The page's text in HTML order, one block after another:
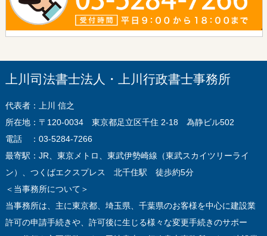
上川司法書士法人・上川行政書士事務所
代表者：上川 信之
所在地：〒120-0034 東京都足立区千住 2-18 為静ビル502
電話 ：03-5284-7266
最寄駅：JR、東京メトロ、東武伊勢崎線（東武スカイツリーライ
ン）、つくばエクスプレス 北千住駅 徒歩約5分
＜当事務所について＞
当事務所は、主に東京都、埼玉県、千葉県のお客様を中心に建設業
許可の申請手続きや、許可後に生じる様々な変更手続きのサポー